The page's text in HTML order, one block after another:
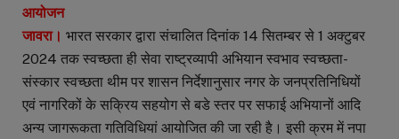
आयोजन
जावरा। भारत सरकार द्वारा संचालित दिनांक 14 सितम्बर से 1 अक्टुबर
2024 तक स्वच्छता ही सेवा राष्ट्रव्यापी अभियान स्वभाव स्वच्छता-
संस्कार स्वच्छता थीम पर शासन निर्देशानुसार नगर के जनप्रतिनिधियों
एवं नागरिकों के सक्रिय सहयोग से बडे स्तर पर सफाई अभियानों आदि
अन्य जागरूकता गतिविधियां आयोजित की जा रही है। इसी क्रम में नपा